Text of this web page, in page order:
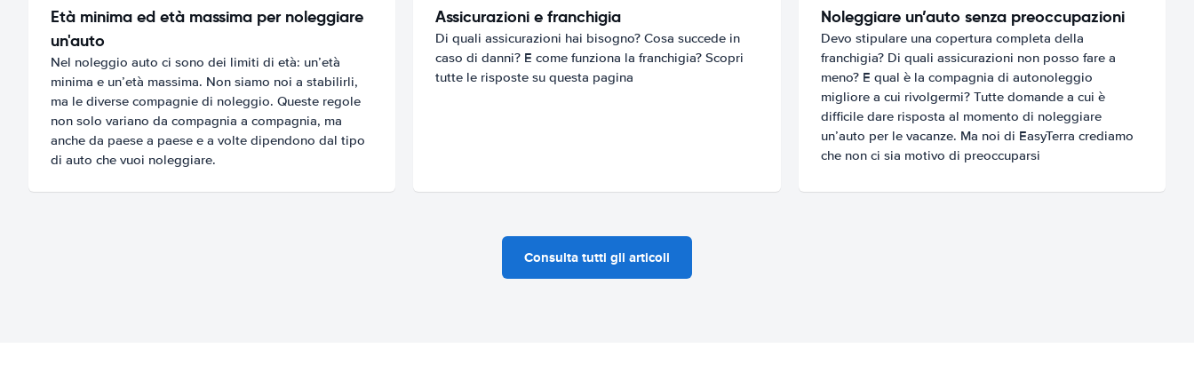
Età minima ed età massima per noleggiare
un'auto
Nel noleggio auto ci sono dei limiti di età: un’età
minima e un’età massima. Non siamo noi a stabilirli,
ma le diverse compagnie di noleggio. Queste regole
non solo variano da compagnia a compagnia, ma
anche da paese a paese e a volte dipendono dal tipo
di auto che vuoi noleggiare.
Assicurazioni e franchigia
Di quali assicurazioni hai bisogno? Cosa succede in
caso di danni? E come funziona la franchigia? Scopri
tutte le risposte su questa pagina
Noleggiare un’auto senza preoccupazioni
Devo stipulare una copertura completa della
franchigia? Di quali assicurazioni non posso fare a
meno? E qual è la compagnia di autonoleggio
migliore a cui rivolgermi? Tutte domande a cui è
difficile dare risposta al momento di noleggiare
un’auto per le vacanze. Ma noi di EasyTerra crediamo
che non ci sia motivo di preoccuparsi
Consulta tutti gli articoli